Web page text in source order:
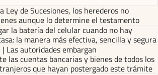
Ley de Sucesiones, los herederos no
aunque lo determine el testamento
la batería del celular cuando no hay
la manera más efectiva, sencilla y segura
Las autoridades embargan
las cuentas bancarias y bienes de todos los
que hayan postergado este trámite